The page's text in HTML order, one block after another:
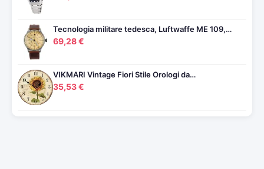
Tecnologia militare tedesca, Luftwaffe ME 109,…
69,28 €
VIKMARI Vintage Fiori Stile Orologi da…
35,53 €